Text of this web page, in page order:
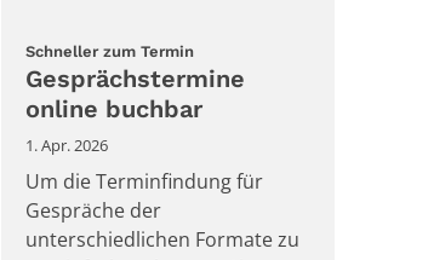
Schneller zum Termin:
Gesprächstermine
online buchbar
1. Apr. 2026
Um die Terminfindung für
Gespräche der
unterschiedlichen Formate zu